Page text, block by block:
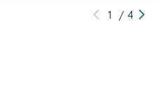
1 / 4